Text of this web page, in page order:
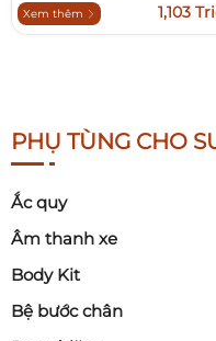
Xem thêm 1,103
PHỤ TÙNG CHO
Ắc quy
Âm thanh xe
Body Kit
Bệ bước chân